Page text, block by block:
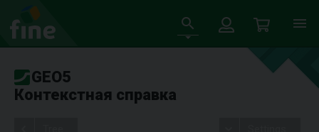
GEO5
Контекстная справка